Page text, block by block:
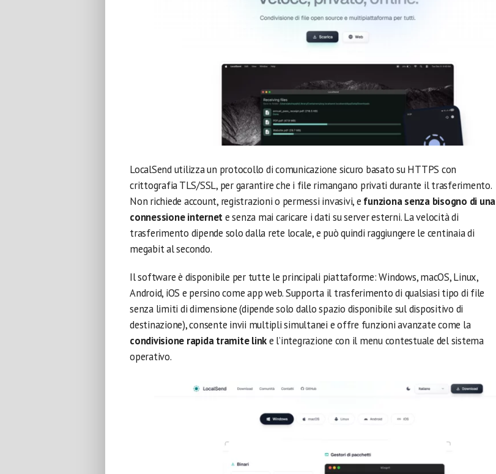
LocalSend utilizza un protocollo di comunicazione sicuro basato su HTTPS con
crittografia TLS/SSL, per garantire che i file rimangano privati durante il trasferimento.
Non richiede account, registrazioni o permessi invasivi, e funziona senza bisogno di una
connessione internete senza mai caricare i dati su server esterni. La velocità di
trasferimento dipende solo dalla rete locale, e può quindi raggiungere le centinaia di
megabit al secondo.
Il software è disponibile per tutte le principali piattaforme: Windows, macOS, Linux,
Android, iOS e persino come app web. Supporta il trasferimento di qualsiasi tipo di file
senza limiti di dimensione (dipende solo dallo spazio disponibile sul dispositivo di
destinazione), consente invii multipli simultanei e offre funzioni avanzate come la
condivisione rapida tramite linke l’integrazione con il menu contestuale del sistema
operativo.